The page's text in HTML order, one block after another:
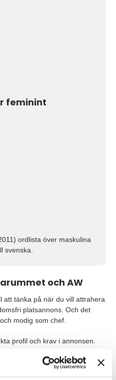
feminint
ordlista över maskulina
svenska.
och AW
att tänka på när du vill attrahera
platsannons. Och det
modig som chef.
profil och krav i annonsen.
en viss kompetens. Varför
språket flytande när